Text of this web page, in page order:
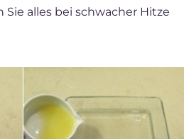
Sie alles bei schwacher Hitze